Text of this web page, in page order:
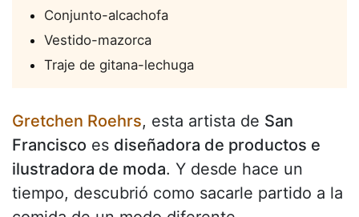
Conjunto-alcachofa
Vestido-mazorca
Traje de gitana-lechuga
Gretchen Roehrs, esta artista de San
Francisco es diseñadora de productos e
ilustradora de moda. Y desde hace un
tiempo, descubrió como sacarle partido a la